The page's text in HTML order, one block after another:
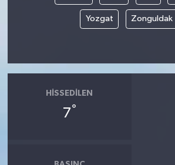
Yozgat Zonguldak
HISSEDILEN
7°